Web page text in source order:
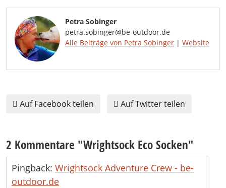
Petra Sobinger
petra.sobinger@be-outdoor.de
Alle Beiträge von Petra Sobinger | Website
Auf Facebook teilen Auf Twitter teilen
2 Kommentare "Wrightsock Eco Socken"
Pingback: Wrightsock Adventure Crew - be-
outdoor.de